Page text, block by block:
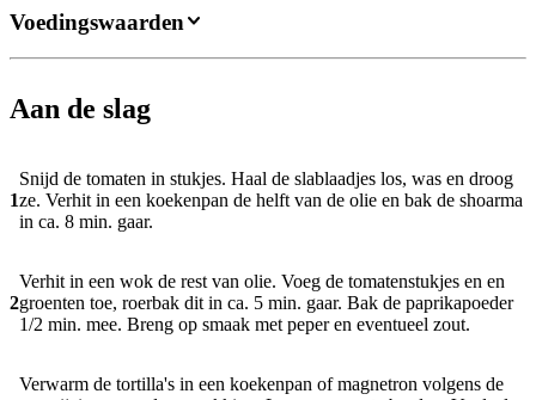
Aan de slag
1
Snijd de tomaten in stukjes. Haal de slablaadjes los, was en droog
ze. Verhit in een koekenpan de helft van de olie en bak de shoarma
in ca. 8 min. gaar.
2
Verhit in een wok de rest van olie. Voeg de tomatenstukjes en en
groenten toe, roerbak dit in ca. 5 min. gaar. Bak de paprikapoeder
1/2 min. mee. Breng op smaak met peper en eventueel zout.
Verwarm de tortilla's in een koekenpan of magnetron volgens de
Voedingswaarden